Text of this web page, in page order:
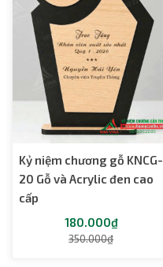
Kỷ niệm chương gỗ KNCG-
20 Gỗ và Acrylic đen cao
cấp
180.000₫
350.000₫